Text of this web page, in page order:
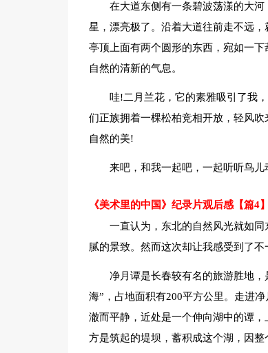
在大道东侧有一条碧波荡漾的大
星，漂亮极了。沿着大道往前走不远
亭顶上面有两个圆形的东西，宛如一
自然的清新的气息。
哇!二月兰花，它的素雅吸引了我
们正族拥着一棵松柏竞相开放，轻风
自然的美!
来吧，和我一起吧，一起听听鸟
《美术里的中国》纪录片观后感【篇4】
一直认为，东北的自然风光就如
腻的景致。然而这次却让我感受到了
净月谭是长春较有名的旅游胜地
海”，占地面积有200平方公里。走进
澈而平静，近处是一个伸向湖中的谭
方是筑起的堤坝，蓄积成这个湖，因整